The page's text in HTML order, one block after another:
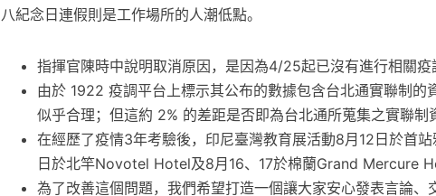
八紀念日連假則是工作場所的人潮低點。
指揮官陳時中說明取消原因，是因為4/25起已沒有進行相關疫
由於 1922 疫調平台上標示其公布的數據包含台北通實聯制的
似乎合理；但這約 2% 的差距是否即為台北通所蒐集之實聯制
在經歷了疫情3年考驗後，印尼臺灣教育展活動8月12日於首
日於北竿Novotel Hotel及8月16、17於棉蘭Grand Mercure
為了改善這個問題，我們希望打造一個讓大家安心發表言論、